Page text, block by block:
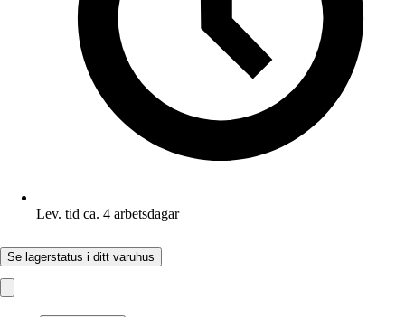
Lev. tid ca. 4 arbetsdagar
Se lagerstatus i ditt varuhus